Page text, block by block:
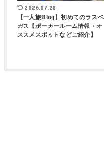
2026.07.20
【一人旅Blog】初めてのラスベ
ガス【ポーカールーム情報・オ
ススメスポットなどご紹介】